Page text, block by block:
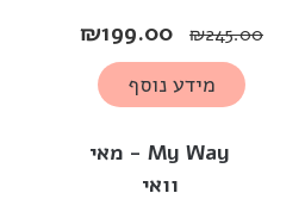
My Way - מאי
וואי
₪245.00
₪199.00
מידע נוסף